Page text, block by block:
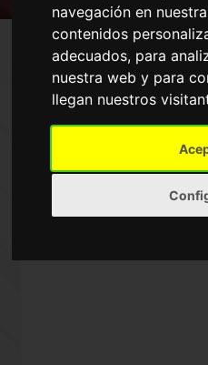
navegación en
contenidos
adecuados, para
nuestra web y para
llegan nuestros
MAPA DE
28009
Calle De Ibiza 3 28009